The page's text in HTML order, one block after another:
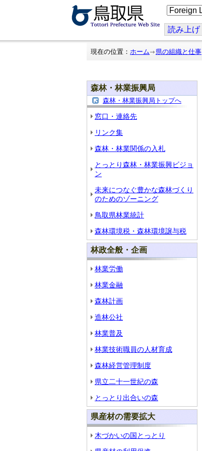
こ
の
ジ
を
翻
読み上げ
現在の位置： ホーム 県の組織と仕事
森林・林業振興局
森林・林業振興局トップへ
窓口・連絡先
リンク集
森林・林業関係の入札
とっとり森林・林業振興ビジョ
ン
未来につなぐ豊かな森林づくり
のためのゾーニング
鳥取県林業統計
森林環境税・森林環境譲与税
林政全般・企画
林業労働
林業金融
森林計画
造林公社
林業普及
林業技術職員の人材育成
森林経営管理制度
県立二十一世紀の森
とっとり出合いの森
県産材の需要拡大
木づかいの国とっとり